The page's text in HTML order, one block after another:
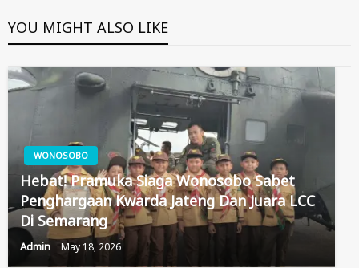
YOU MIGHT ALSO LIKE
WONOSOBO
Hebat! Pramuka Siaga Wonosobo Sabet
Penghargaan Kwarda Jateng Dan Juara LCC
Di Semarang
Admin May 18, 2026